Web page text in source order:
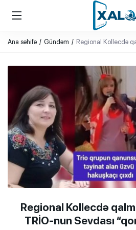
XALQ.ONLINE
ONLAYN PLATFORMA
Ana səhifə Gündəm Regional Kollecdə
Regional Kollecdə
TRİO-nun Sevdası